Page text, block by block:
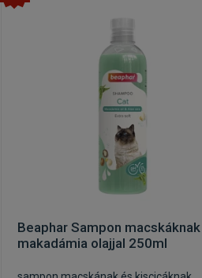
Beaphar Sampon macskáknak
makadámia olajjal 250ml